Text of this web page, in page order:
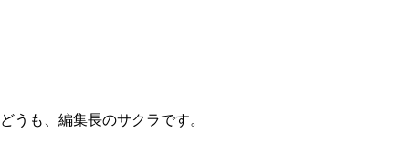
どうも、編集長のサクラです。